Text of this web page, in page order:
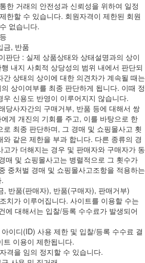
한 거래의 안전성과 신뢰성을 위하여 일정
한할 수 있습니다. 회원자격이 제한된 회원
없습니다.
금, 반품
판단 : 실제 상품상태와 상태설명과의 상이
내지 사회적 상당성의 범위 내에서 판단되
간 상태의 상이에 대한 의견차가 계속될 때는
상이여부를 최종 판단하게 됩니다. 이때 정
우 신용도 반영이 이루어지지 않습니다.
당사자간의 구매거부, 반품 등에 대해서 쌍
게 개진의 기회를 주고, 이를 바탕으로 한
로 최종 판단하며, 그 경매 및 쇼핑몰사고 횟
와 같은 제한을 부과 합니다. 다른 종류의 경
고가 더해지는 경우 및 판매자와 구매자가 동
매 및 쇼핑몰사고는 병렬적으로 그 횟수가
중처벌 경매 및 쇼핑몰사고조항을 적용하는
, 반품(판매자), 반품(구매자), 판매거부)
치가 이루어집니다. 사이트를 이용할 수는
에 대해서는 입찰/등록 수수료가 발생되어
이디(ID) 사용 제한 및 입찰/등록 수수료 결
트 이용이 제한됩니다.
격을 임의 정지할 수 있습니다.